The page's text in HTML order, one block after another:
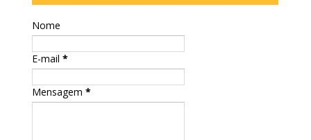
Nome
E-mail*
Mensagem*